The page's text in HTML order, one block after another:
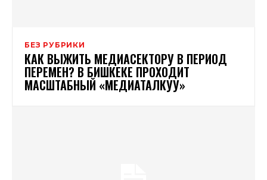
БЕЗ РУБРИКИ
КАК ВЫЖИТЬ МЕДИАСЕКТОРУ В ПЕРИОД
ПЕРЕМЕН? В БИШКЕКЕ ПРОХОДИТ
МАСШТАБНЫЙ «МЕДИАТАЛКУУ»